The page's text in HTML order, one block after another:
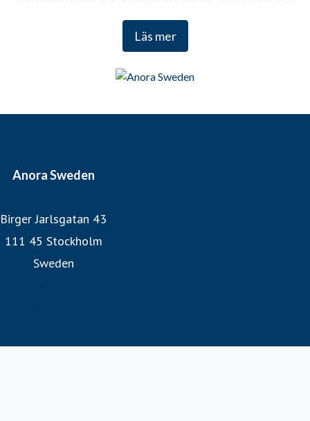
Läs mer
sysselsätter cirka 1 200 anställda. Anora Groups aktier är
noterade på Nasdaq Helsinki och Euronext Oslo.
www.anora.com
Anora Sweden
Birger Jarlsgatan 43
111 45 Stockholm
Sweden